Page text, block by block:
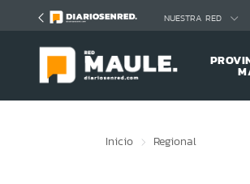
NUESTRA RED
Inicio Regional